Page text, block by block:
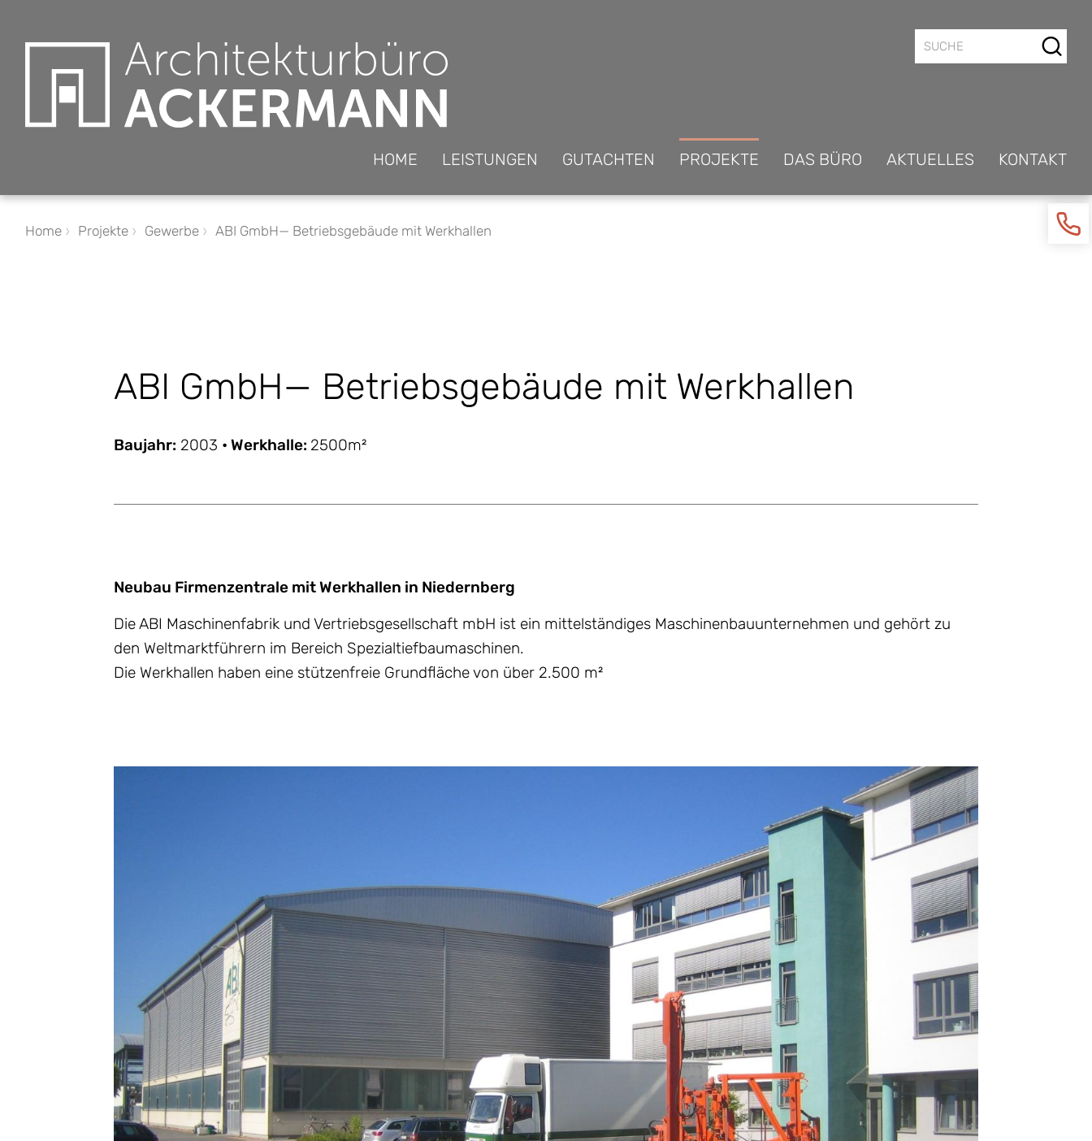
HOME LEISTUNGEN GUTACHTEN PROJEKTE DAS BÜRO AKTUELLES KONTAKT
Home Projekte Gewerbe ABI GmbH— Betriebsgebäude mit Werkhallen
ABI GmbH— Betriebsgebäude mit Werkhallen
Baujahr: 2003 • Werkhalle: 2500m²
Neubau Firmenzentrale mit Werkhallen in Niedernberg
Die ABI Maschinenfabrik und Vertriebsgesellschaft mbH ist ein mittelständiges Maschinenbauunternehmen und gehört zu
den Weltmarktführern im Bereich Spezialtiefbaumaschinen.
Die Werkhallen haben eine stützenfreie Grundfläche von über 2.500 m²